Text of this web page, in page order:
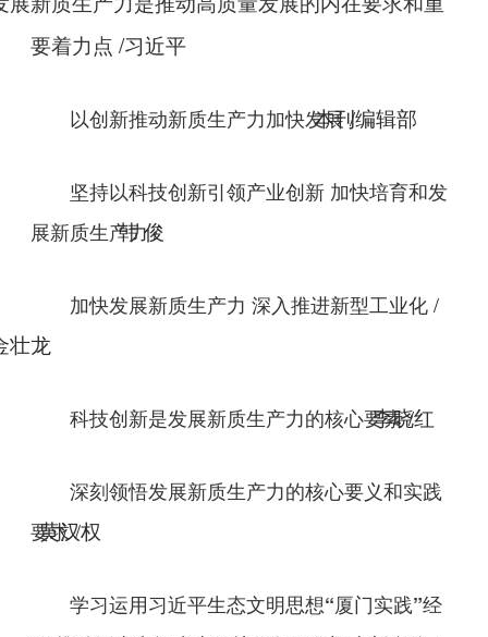
要着力点 /习近平
以创新推动新质生产力加快发展/
本刊编辑部
坚持以科技创新引领产业创新 加快培育和发
展新质生产力/
韩 俊
加快发展新质生产力 深入推进新型工业化/
壮龙
科技创新是发展新质生产力的核心要素/
李晓红
深刻领悟发展新质生产力的核心要义和实践
要求/
黄汉权
学习运用习近平生态文明思想“厦门实践”经